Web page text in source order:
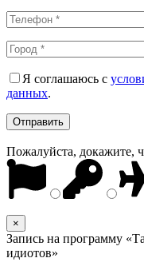
Я соглашаюсь с
данных.
Пожалуйста, докажите,
×
Запись на программу
идиотов»